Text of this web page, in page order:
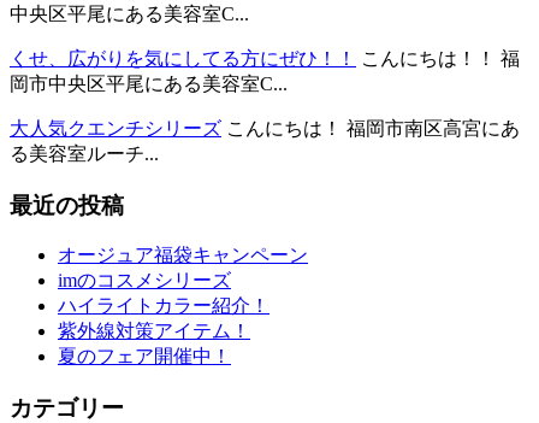
中央区平尾にある美容室C...
くせ、広がりを気にしてる方にぜひ！！
こんにちは！！ 福
岡市中央区平尾にある美容室C...
大人気クエンチシリーズ こんにちは！ 福岡市南区高宮にあ
る美容室ルーチ...
最近の投稿
オージュア福袋キャンペーン
imのコスメシリーズ
ハイライトカラー紹介！
紫外線対策アイテム！
夏のフェア開催中！
カテゴリー